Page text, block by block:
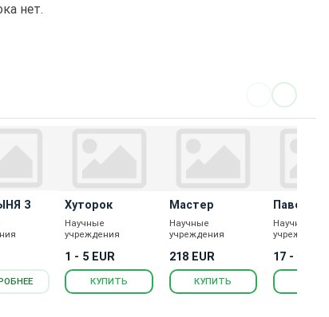
нет.
3 Хуторок
Научные
учреждения
1 - 5 EUR
КУПИТЬ
Мастер
Научные
учреждения
218 EUR
КУПИТЬ
Павел
Научные
учреждения
17 - 291